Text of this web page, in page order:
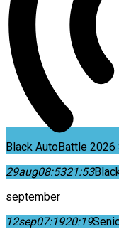
Black AutoBattle 2026
29aug08:5321:53
september
12sep07:1920:19